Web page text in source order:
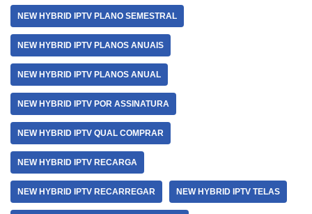
NEW HYBRID IPTV PLANO SEMESTRAL
NEW HYBRID IPTV PLANOS ANUAIS
NEW HYBRID IPTV PLANOS ANUAL
NEW HYBRID IPTV POR ASSINATURA
NEW HYBRID IPTV QUAL COMPRAR
NEW HYBRID IPTV RECARGA
NEW HYBRID IPTV RECARREGAR NEW HYBRID IPTV TELAS